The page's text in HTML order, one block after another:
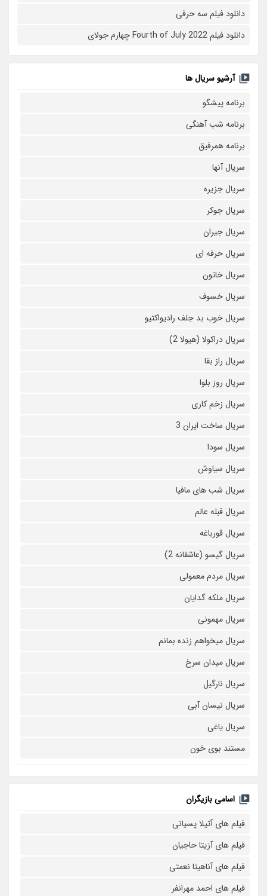
دانلود فیلم سه حرفی
دانلود فیلم Fourth of July 2022 چهارم جولای
آرشیو سریال ها
برنامه پیشگو
برنامه شب آهنگی
برنامه همرفیق
سریال آنها
سریال جزیره
سریال جوکر
سریال جیران
سریال حرفه ای
سریال خاتون
سریال خسوف
سریال خوب بد جلف رادیواکتیو
سریال دراکولا (هیولا 2)
سریال راز بقا
سریال روز بلوا
سریال زخم کاری
سریال ساخت ایران 3
سریال سودا
سریال سیاوش
سریال شب های مافیا
سریال قبله عالم
سریال قورباغه
سریال گیسو (عاشقانه 2)
سریال مردم معمولی
سریال ملکه گدایان
سریال مهمونی
سریال میخواهم زنده بمانم
سریال میدان سرخ
سریال نارگیل
سریال نیسان آبی
سریال یاغی
مستند بوی خون
اسامی بازیگران
فیلم های آتیلا پسیانی
فیلم های آزیتا حاجیان
فیلم های آناهیتا نعمتی
فیلم های احمد مهرانفر